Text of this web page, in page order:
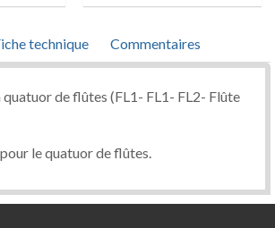
technique Commentaires
de flûtes (FL1- FL1- FL2- Flûte
pour le quatuor de flûtes.